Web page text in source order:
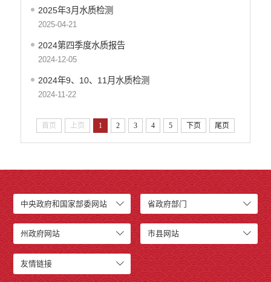
2025年3月水质检测
2025-04-21
2024第四季度水质报告
2024-12-05
2024年9、10、11月水质检测
2024-11-22
首页 上页 1 2 3 4 5 下页 尾页
中央政府和国家部委网站 省政府部门
州政府网站 市县网站
友情链接